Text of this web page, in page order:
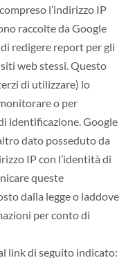
l’indirizzo IP
raccolte da Google
redigere report per gli
web stessi. Questo
di utilizzare) lo
o per
identificazione. Google
dato posseduto da
IP con l’identità di
queste
dalla legge o laddove
per conto di
link di seguito indicato: